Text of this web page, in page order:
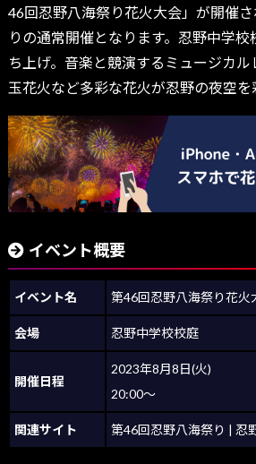
46回忍野八海祭り花火大会」が開催
りの通常開催となります。忍野中学
ち上げ。音楽と競演するミュージカ
玉花火など多彩な花火が忍野の夜空を
イベント概要
イベント名 第46回忍野八海祭り花火
会場 忍野中学校校庭
開催日程
2023年8月8日(火)
20:00～
関連サイト 第46回忍野八海祭り | 忍